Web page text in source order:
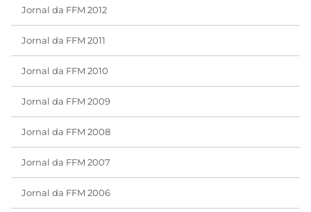
Jornal da FFM 2012
Jornal da FFM 2011
Jornal da FFM 2010
Jornal da FFM 2009
Jornal da FFM 2008
Jornal da FFM 2007
Jornal da FFM 2006